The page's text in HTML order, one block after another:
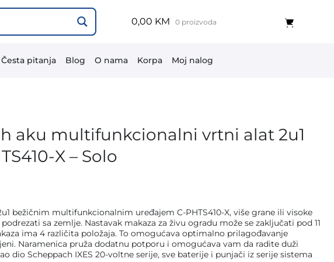
0,00 KM 0 proizvoda
Česta pitanja Blog O nama Korpa Moj nalog
aku multifunkcionalni vrtni alat 2u1
X – Solo
bežičnim multifunkcionalnim uređajem C-PHTS410-X, više grane ili visoke
sa zemlje. Nastavak makaza za živu ogradu može se zaključati pod 11
ima 4 različita položaja. To omogućava optimalno prilagođavanje
Naramenica pruža dodatnu potporu i omogućava vam da radite duži
dio Scheppach IXES 20-voltne serije, sve baterije i punjači iz serije sistema